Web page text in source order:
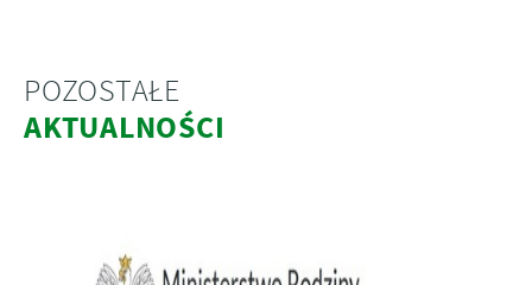
POZOSTAŁE
AKTUALNOŚCI